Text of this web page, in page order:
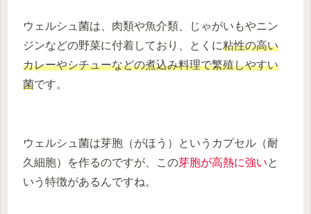
ウェルシュ菌は、肉類や魚介類、じゃがいもやニン
ジンなどの野菜に付着しており、とくに粘性の高い
カレーやシチューなどの煮込み料理で繁殖しやすい
菌です。
ウェルシュ菌は芽胞（がほう）というカプセル（耐
久細胞）を作るのですが、この芽胞が高熱に強いと
いう特徴があるんですね。